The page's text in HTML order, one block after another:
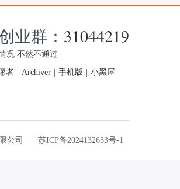
业群： 31044219
况 不然不通过
者 Archiver 手机版 小黑屋
公司 苏ICP备2024132633号-1